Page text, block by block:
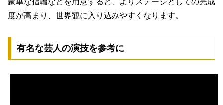
度が高まり、世界観に入り込みやすくなります。
有名な芸人の演技を参考に